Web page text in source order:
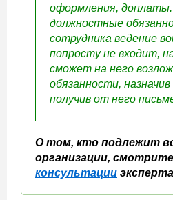
оформления, доплаты.
должностные
сотрудника ведение
попросту не входит,
сможет на него
обязанности,
получив от него
О том, кто подлежит
организации, смотрите
консультации